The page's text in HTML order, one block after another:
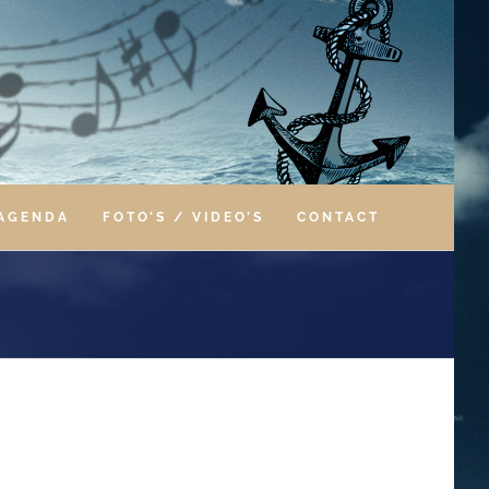
FOTO’S / VIDEO’S CONTACT